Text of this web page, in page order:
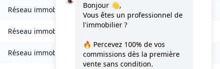
Réseau immobilier Verdun-en-Lauragais
Réseau immobilier
Réseau immobilier Villalier(11600)
Bonjour 👋,
Vous êtes un professionnel de
l'immobilier ?
🔥 Percevez 100% de vos
commissions dès la première
vente sans condition.